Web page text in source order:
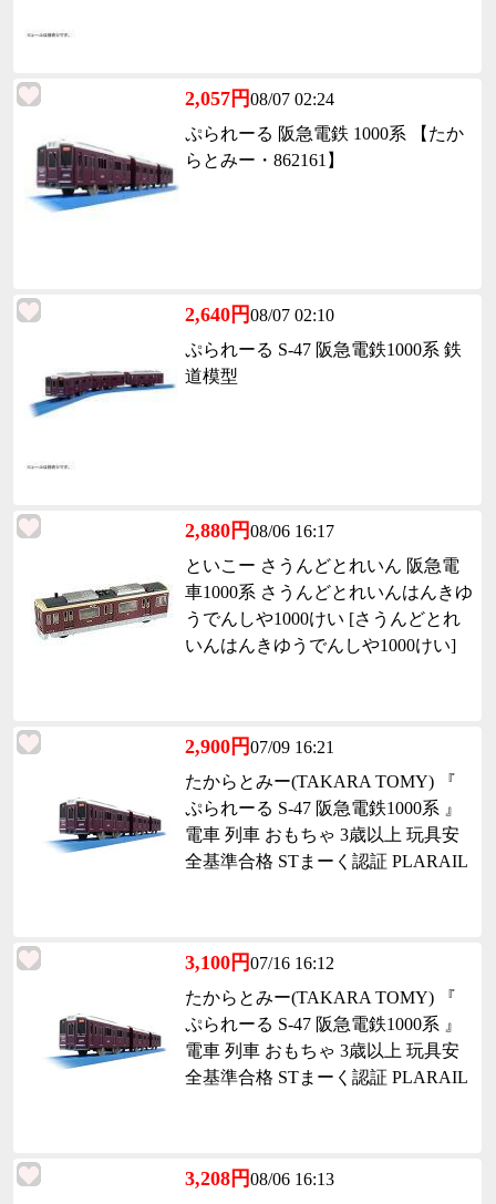
2,057円08/07 02:24
ぷられーる 阪急電鉄 1000系 【たか
らとみー・862161】
2,640円08/07 02:10
ぷられーる S-47 阪急電鉄1000系 鉄
道模型
2,880円08/06 16:17
といこー さうんどとれいん 阪急電
車1000系 さうんどとれいんはんきゆ
うでんしや1000けい [さうんどとれ
いんはんきゆうでんしや1000けい]
2,900円07/09 16:21
たからとみー(TAKARA TOMY) 『
ぷられーる S-47 阪急電鉄1000系 』
電車 列車 おもちゃ 3歳以上 玩具安
全基準合格 STまーく認証 PLARAIL
3,100円07/16 16:12
たからとみー(TAKARA TOMY) 『
ぷられーる S-47 阪急電鉄1000系 』
電車 列車 おもちゃ 3歳以上 玩具安
全基準合格 STまーく認証 PLARAIL
3,208円08/06 16:13